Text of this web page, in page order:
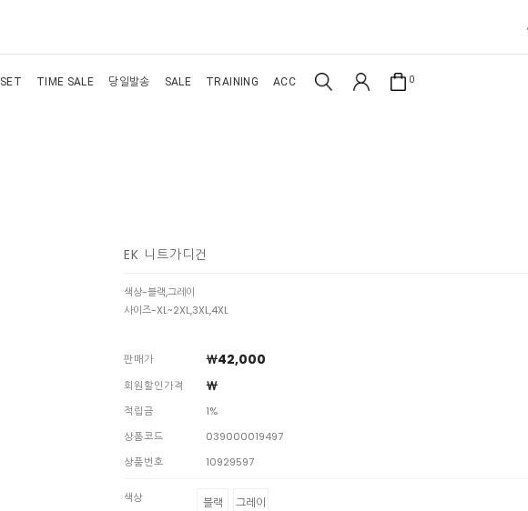
SET TIME SALE 당일발송 SALE TRAINING ACC 0
EK 니트가디건
색상-블랙,그레이
사이즈-XL~2XL,3XL,4XL
판매가 ￦42,000
회원할인가격 ￦
적립금
1%
상품코드
039000019497
상품번호
10929597
색상 블랙 그레이